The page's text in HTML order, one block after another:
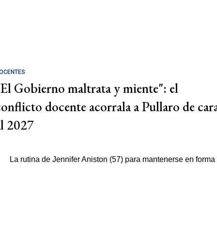
Gobierno maltrata y miente": el
docente acorrala a Pullaro de
2027